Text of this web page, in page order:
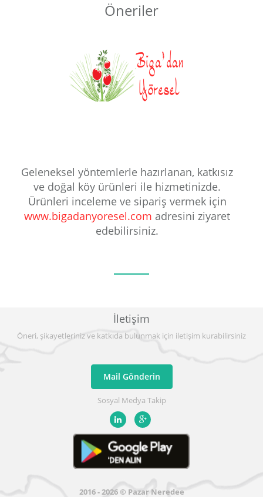
Öneriler
Geleneksel yöntemlerle hazırlanan, katkısız
ve doğal köy ürünleri ile hizmetinizde.
Ürünleri inceleme ve sipariş vermek için
www.bigadanyoresel.com adresini ziyaret
edebilirsiniz.
İletişim
Öneri, şikayetleriniz ve katkıda bulunmak için iletişim kurabilirsiniz
Mail Gönderin
Sosyal Medya Takip
2016 - 2026 © Pazar Neredee